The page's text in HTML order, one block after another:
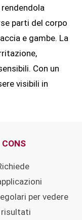
parti del corpo
e gambe. La
Con un
visibili in
CONS
per vedere
risultati